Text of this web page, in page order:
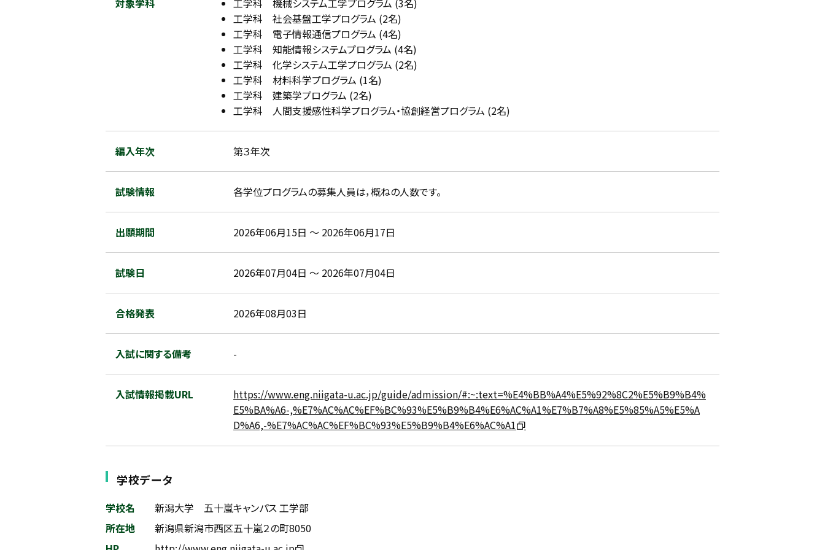
対象学科
工学科 機械システム工学プログラム (3名)
工学科 社会基盤工学プログラム (2名)
工学科 電子情報通信プログラム (4名)
工学科 知能情報システムプログラム (4名)
工学科 化学システム工学プログラム (2名)
工学科 材料科学プログラム (1名)
工学科 建築学プログラム (2名)
工学科 人間支援感性科学プログラム・協創経営プログラム (2名)
編入年次 第３年次
試験情報 各学位プログラムの募集人員は，概ねの人数です。
出願期間 2026年06月15日 ～ 2026年06月17日
試験日 2026年07月04日 ～ 2026年07月04日
合格発表 2026年08月03日
入試に関する備考 -
入試情報掲載URL
https://www.eng.niigata-u.ac.jp/guide/admission/#:~:text=%E4%BB%A4%E5%92%8C2%E5%B9%B4%
E5%BA%A6-,%E7%AC%AC%EF%BC%93%E5%B9%B4%E6%AC%A1%E7%B7%A8%E5%85%A5%E5%A
D%A6,-%E7%AC%AC%EF%BC%93%E5%B9%B4%E6%AC%A1
学校データ
学校名
新潟大学 五十嵐キャンパス 工学部
所在地
新潟県新潟市西区五十嵐２の町8050